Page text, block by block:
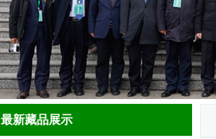
最新藏品展示